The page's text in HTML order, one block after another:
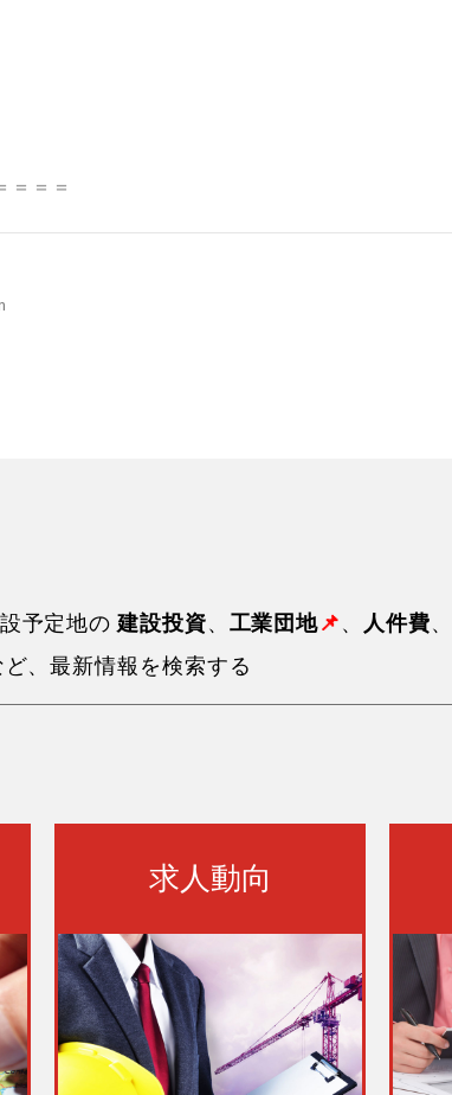
＝＝＝
予定地の建設投資 工業団地 📌 人件費
ど、最新情報を検索する
求人動向